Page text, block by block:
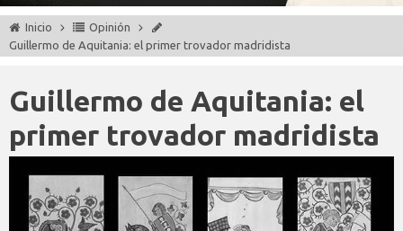
Inicio
Opinión
Guillermo de Aquitania: el primer trovador madridista
Guillermo de Aquitania: el
primer trovador madridista